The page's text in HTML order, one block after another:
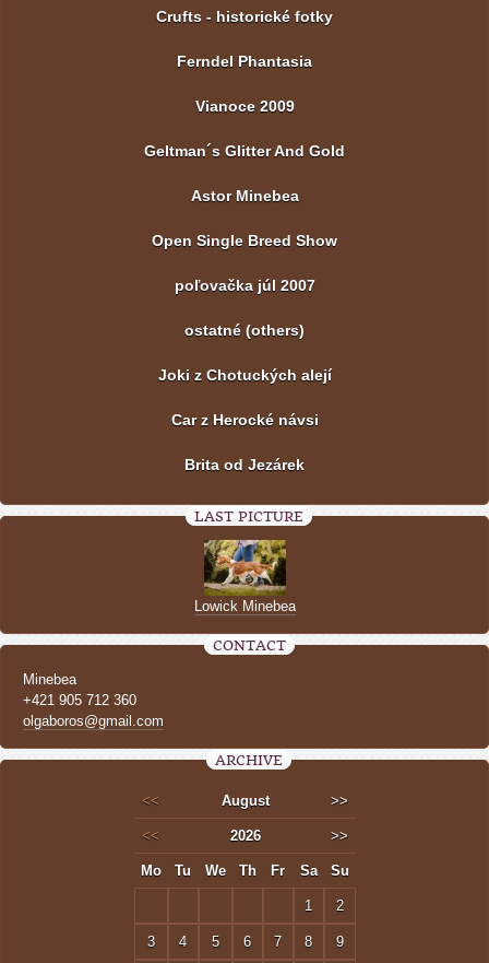
Crufts - historické fotky
Ferndel Phantasia
Vianoce 2009
Geltman´s Glitter And Gold
Astor Minebea
Open Single Breed Show
poľovačka júl 2007
ostatné (others)
Joki z Chotuckých alejí
Car z Herocké návsi
Brita od Jezárek
LAST PICTURE
Lowick Minebea
CONTACT
Minebea
+421 905 712 360
olgaboros@gmail.com
ARCHIVE
<< August >>
<< 2026 >>
Mo Tu We Th Fr Sa Su
1 2
3 4 5 6 7 8 9